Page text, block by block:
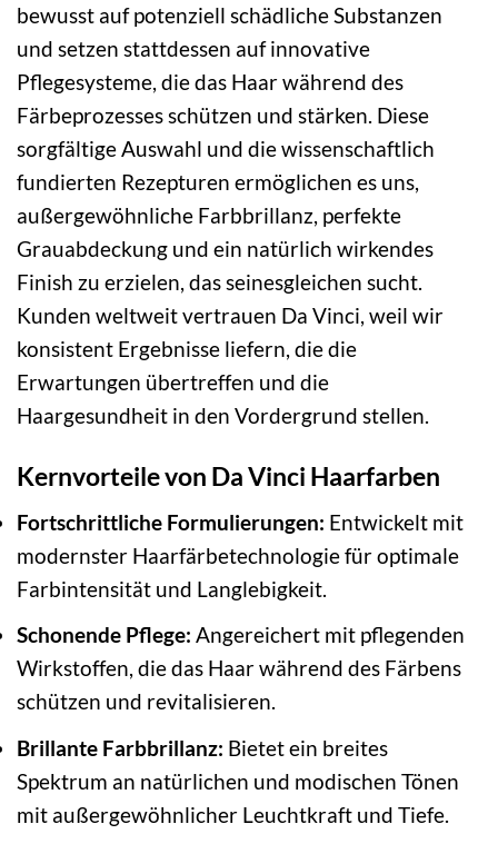
bewusst auf potenziell schädliche Substanzen
und setzen stattdessen auf innovative
Pflegesysteme, die das Haar während des
Färbeprozesses schützen und stärken. Diese
sorgfältige Auswahl und die wissenschaftlich
fundierten Rezepturen ermöglichen es uns,
außergewöhnliche Farbbrillanz, perfekte
Grauabdeckung und ein natürlich wirkendes
Finish zu erzielen, das seinesgleichen sucht.
Kunden weltweit vertrauen Da Vinci, weil wir
konsistent Ergebnisse liefern, die die
Erwartungen übertreffen und die
Haargesundheit in den Vordergrund stellen.
Kernvorteile von Da Vinci Haarfarben
Fortschrittliche Formulierungen: Entwickelt mit
modernster Haarfärbetechnologie für optimale
Farbintensität und Langlebigkeit.
Schonende Pflege: Angereichert mit pflegenden
Wirkstoffen, die das Haar während des Färbens
schützen und revitalisieren.
Brillante Farbbrillanz: Bietet ein breites
Spektrum an natürlichen und modischen Tönen
mit außergewöhnlicher Leuchtkraft und Tiefe.